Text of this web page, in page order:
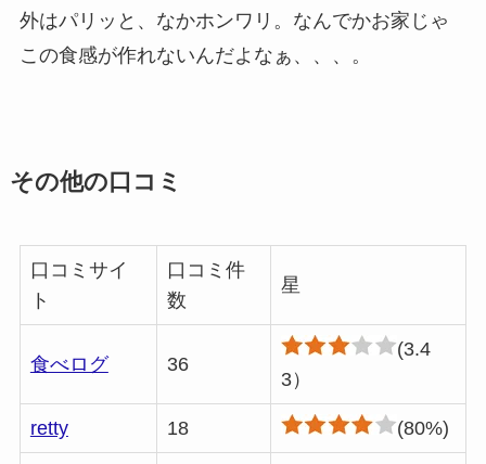
外はパリッと、なかホンワリ。なんでかお家じゃ
この食感が作れないんだよなぁ、、、。
その他の口コミ
口コミサイ
ト
口コミ件
数
星
食べログ 36
(3.4
3）
retty 18 (80%)